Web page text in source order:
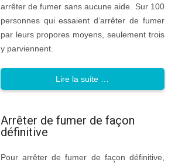
arrêter de fumer sans aucune aide. Sur 100
personnes qui essaient d’arrêter de fumer
par leurs propores moyens, seulement trois
y parviennent.
Lire la suite …
Arrêter de fumer de façon
définitive
Pour arrêter de fumer de façon définitive,